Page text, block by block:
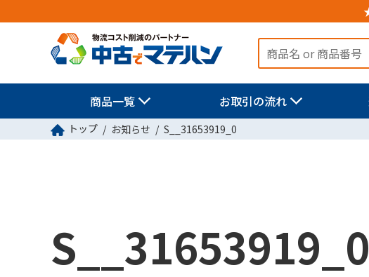
商品一覧 お取引の流れ
トップ お知らせ S__31653919_0
S__31653919_0